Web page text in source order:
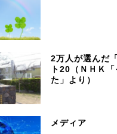
2万人が選んだ
ト20（ＮＨＫ
た」より）
メディア